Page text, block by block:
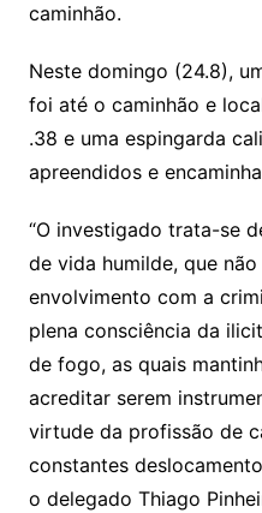
caminhão.
Neste domingo (24.8),
foi até o caminhão e
.38 e uma espingarda
apreendidos e
“O investigado trata-se
de vida humilde, que
envolvimento com a
plena consciência da
de fogo, as quais
acreditar serem
virtude da profissão de
constantes
o delegado Thiago